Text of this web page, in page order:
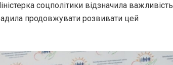
соцполітики відзначила важливість
продовжувати розвивати цей